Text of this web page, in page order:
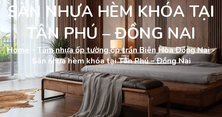
SÀN NHỰA HÈM KHÓA TẠI
TÂN PHÚ – ĐỒNG NAI
Home - Tấm nhựa ốp tường ốp trần Biên Hòa Đồng Nai-
Sàn nhựa hèm khóa tại Tân Phú – Đồng Nai